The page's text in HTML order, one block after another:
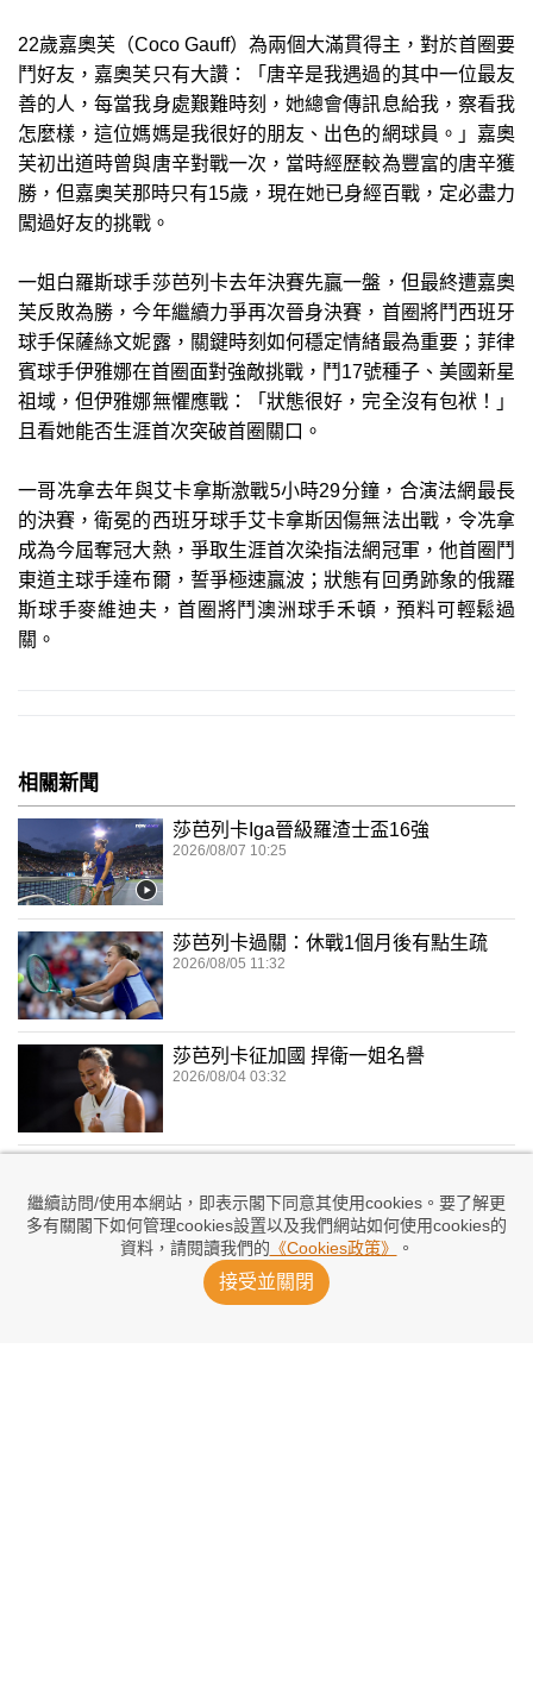
繼續訪問/使用本網站，即表示閣下同意其使用cookies。要了解更
多有關閣下如何管理cookies設置以及我們網站如何使用cookies的
資料，請閱讀我們的 《Cookies政策》 。
接受並關閉
22歲嘉奧芙（Coco Gauff）為兩個大滿貫得主，對於首圈要
鬥好友，嘉奧芙只有大讚：「唐辛是我遇過的其中一位最友
善的人，每當我身處艱難時刻，她總會傳訊息給我，察看我
怎麼樣，這位媽媽是我很好的朋友、出色的網球員。」嘉奧
芙初出道時曾與唐辛對戰一次，當時經歷較為豐富的唐辛獲
勝，但嘉奧芙那時只有15歲，現在她已身經百戰，定必盡力
闖過好友的挑戰。
一姐白羅斯球手莎芭列卡去年決賽先贏一盤，但最終遭嘉奧
芙反敗為勝，今年繼續力爭再次晉身決賽，首圈將鬥西班牙
球手保薩絲文妮露，關鍵時刻如何穩定情緒最為重要；菲律
賓球手伊雅娜在首圈面對強敵挑戰，鬥17號種子、美國新星
祖域，但伊雅娜無懼應戰：「狀態很好，完全沒有包袱！」
且看她能否生涯首次突破首圈關口。
一哥冼拿去年與艾卡拿斯激戰5小時29分鐘，合演法網最長
的決賽，衛冕的西班牙球手艾卡拿斯因傷無法出戰，令冼拿
成為今屆奪冠大熱，爭取生涯首次染指法網冠軍，他首圈鬥
東道主球手達布爾，誓爭極速贏波；狀態有回勇跡象的俄羅
斯球手麥維迪夫，首圈將鬥澳洲球手禾頓，預料可輕鬆過
關。
相關新聞
莎芭列卡Iga晉級羅渣士盃16強
2026/08/07 10:25
莎芭列卡過關：休戰1個月後有點生疏
2026/08/05 11:32
莎芭列卡征加國 捍衛一姐名譽
2026/08/04 03:32
莎芭列卡夥祖高域戰美網混雙
2026/07/28 10:28